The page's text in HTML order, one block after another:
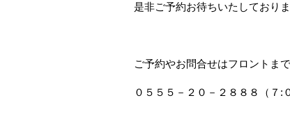
是非ご予約お待ちいたしておりま
ご予約やお問合せはフロントま
０５５５－２０－２８８８（７: